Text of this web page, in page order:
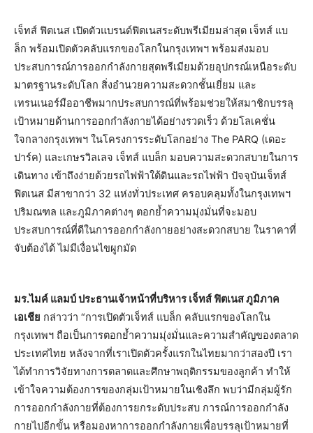
เจ็ทส์ ฟิตเนส เปิดตัวแบรนด์ฟิตเนสระดับพรีเมียมล่าสุด เจ็ทส์ แบ
ล็ก พร้อมเปิดตัวคลับแรกของโลกในกรุงเทพฯ พร้อมส่งมอบ
ประสบการณ์การออกกำลังกายสุดพรีเมียมด้วยอุปกรณ์เหนือระดับ
มาตรฐานระดับโลก สิ่งอำนวยความสะดวกชั้นเยี่ยม และ
เทรนเนอร์มืออาชีพมากประสบการณ์ที่พร้อมช่วยให้สมาชิกบรรลุ
เป้าหมายด้านการออกกำลังกายได้อย่างรวดเร็ว ด้วยโลเคชั่น
ใจกลางกรุงเทพฯ ในโครงการระดับโลกอย่าง The PARQ (เดอะ
ปาร์ค) และเกษรวิลเลจ เจ็ทส์ แบล็ก มอบความสะดวกสบายในการ
เดินทาง เข้าถึงง่ายด้วยรถไฟฟ้าใต้ดินและรถไฟฟ้า ปัจจุบันเจ็ทส์
ฟิตเนส มีสาขากว่า 32 แห่งทั่วประเทศ ครอบคลุมทั้งในกรุงเทพฯ
ปริมณฑล และภูมิภาคต่างๆ ตอกย้ำความมุ่งมั่นที่จะมอบ
ประสบการณ์ที่ดีในการออกกำลังกายอย่างสะดวกสบาย ในราคาที่
จับต้องได้ ไม่มีเงื่อนไขผูกมัด
มร.ไมค์ แลมบ์ ประธานเจ้าหน้าที่บริหาร เจ็ทส์ ฟิตเนส ภูมิภาค
เอเชีย กล่าวว่า “การเปิดตัวเจ็ทส์ แบล็ก คลับแรกของโลกใน
กรุงเทพฯ ถือเป็นการตอกย้ำความมุ่งมั่นและความสำคัญของตลาด
ประเทศไทย หลังจากที่เราเปิดตัวครั้งแรกในไทยมากว่าสองปี เรา
ได้ทำการวิจัยทางการตลาดและศึกษาพฤติกรรมของลูกค้า ทำให้
เข้าใจความต้องการของกลุ่มเป้าหมายในเชิงลึก พบว่ามีกลุ่มผู้รัก
การออกกำลังกายที่ต้องการยกระดับประสบ การณ์การออกกำลัง
กายไปอีกขั้น หรือมองหาการออกกำลังกายเพื่อบรรลุเป้าหมายที่